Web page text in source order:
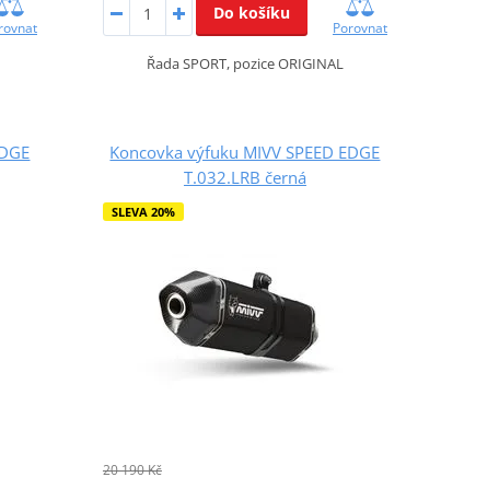
Do košíku
Porovnat
Řada SPORT, pozice ORIGINAL
Koncovka výfuku MIVV SPEED EDGE
T.032.LRB černá
SLEVA 20%
20 190 Kč